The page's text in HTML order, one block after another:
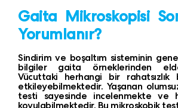
Gaita Mikroskopisi
Yorumlanır?
Sindirim ve boşaltım sisteminin
bilgiler gaita örneklerinden
Vücuttaki herhangi bir rahatsızlık
etkileyebilmektedir. Yaşanan
testi sayesinde incelenmekte ve
koyulabilmektedir. Bu mikroskobik